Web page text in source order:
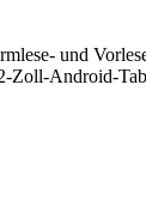
und
Zoll-Android-